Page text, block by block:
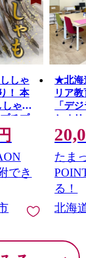
しゃ
！ 本
しゃも
チプ
魚介
北海
海の
でき
★北海
リア
「デ
とオ
り体
交流
登校
光 製
しい
たま
る！
北海